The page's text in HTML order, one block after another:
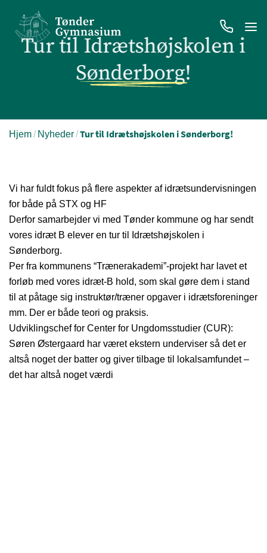
indholdTur til Idrætshøjskolen i
Sønderborg!
Hjem/ Nyheder/Tur til Idrætshøjskolen i Sønderborg!
Vi har fuldt fokus på flere aspekter af idrætsundervisningen
for både på STX og HF
Derfor samarbejder vi med Tønder kommune og har sendt
vores idræt B elever en tur til Idrætshøjskolen i
Sønderborg.
Per fra kommunens “Trænerakademi”-projekt har lavet et
forløb med vores idræt-B hold, som skal gøre dem i stand
til at påtage sig instruktør/træner opgaver i idrætsforeninger
mm. Der er både teori og praksis.
Udviklingschef for Center for Ungdomsstudier (CUR):
Søren Østergaard har været ekstern underviser så det er
altså noget der batter og giver tilbage til lokalsamfundet –
det har altså noget værdi